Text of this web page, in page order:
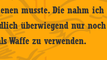
musste. Die nahm
überwiegend nur
Waffe zu verwenden.